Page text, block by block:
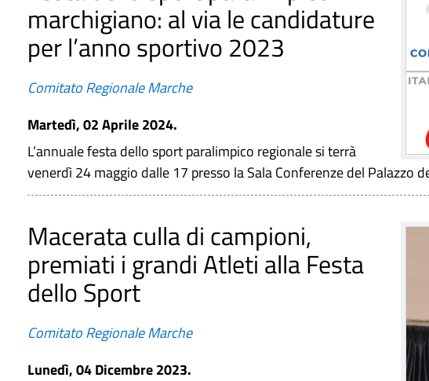
marchigiano: al via le candidature
per l’anno sportivo 2023
Comitato Regionale Marche
Martedì, 02 Aprile 2024.
L’annuale festa dello sport paralimpico regionale si terrà
venerdì 24 maggio dalle 17 presso la Sala Conferenze del Palazzo
Macerata culla di campioni,
premiati i grandi Atleti alla Festa
dello Sport
Comitato Regionale Marche
Lunedì, 04 Dicembre 2023.